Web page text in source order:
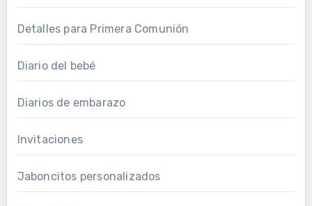
Detalles para Primera Comunión
Diario del bebé
Diarios de embarazo
Invitaciones
Jaboncitos personalizados